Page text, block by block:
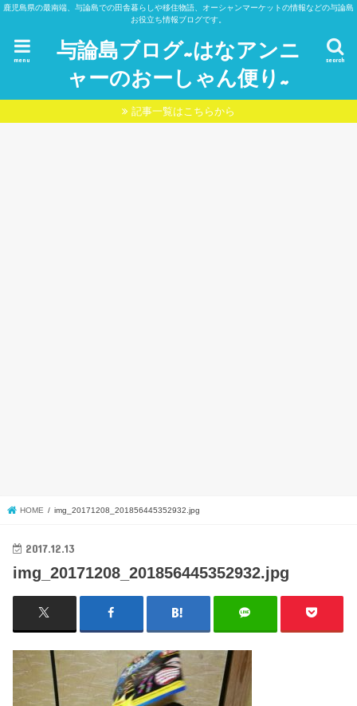
鹿児島県の最南端、与論島での田舎暮らしや移住物語、オーシャンマーケットの情報などの与論島
お役立ち情報ブログです。
与論島ブログ~はなアンニ
ャーのおーしゃん便り~
search
menu
記事一覧はこちらから
HOME img_20171208_201856445352932.jpg
2017.12.13
img_20171208_201856445352932.jpg